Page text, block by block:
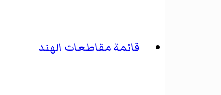
قائمة مقاطعات الهند